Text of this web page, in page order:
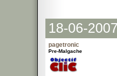
18-06-
pagetronic
Pre-Malgache